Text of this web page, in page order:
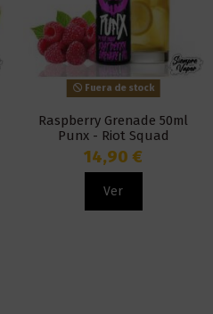
Fuera de stock
Raspberry Grenade 50ml
Punx - Riot Squad
14,90 €
Ver